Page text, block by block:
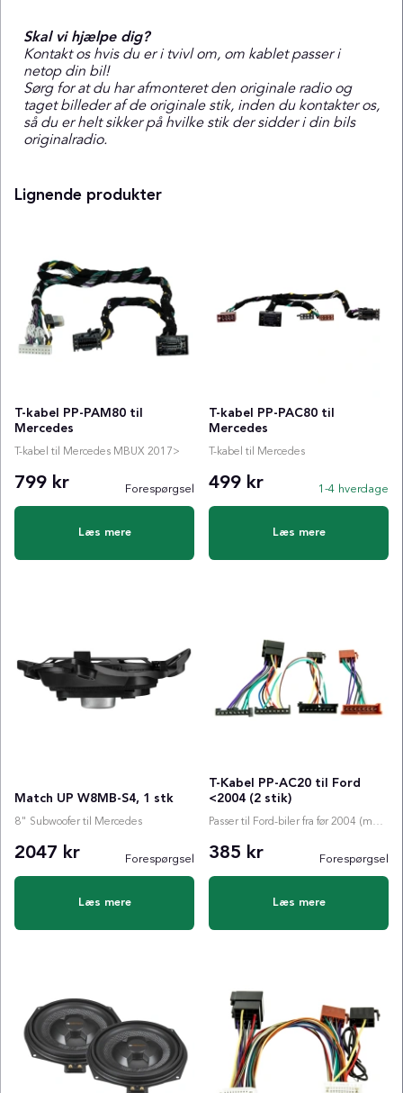
Skal vi hjælpe dig?
Kontakt os hvis du er i tvivl om, om kablet passer i
netop din bil!
Sørg for at du har afmonteret den originale radio og
taget billeder af de originale stik, inden du kontakter os,
så du er helt sikker på hvilke stik der sidder i din bils
originalradio.
Lignende produkter
T-kabel PP-PAM80 til
Mercedes
T-kabel til Mercedes MBUX 2017>
799 kr Forespørgsel
Læs mere
T-kabel PP-PAC80 til
Mercedes
T-kabel til Mercedes
499 kr 1-4 hverdage
Læs mere
Match UP W8MB-S4, 1 stk
8" Subwoofer til Mercedes
2047 kr Forespørgsel
Læs mere
T-Kabel PP-AC20 til Ford
<2004 (2 stik)
Passer til Ford-biler fra før 2004 (med to stik)
385 kr Forespørgsel
Læs mere